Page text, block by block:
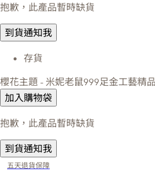
抱歉，此產品暫時缺貨
到貨通知我
存貨
櫻花主題 - 米妮老鼠999足金工藝精
加入購物袋
抱歉，此產品暫時缺貨
到貨通知我
五天退貨保障